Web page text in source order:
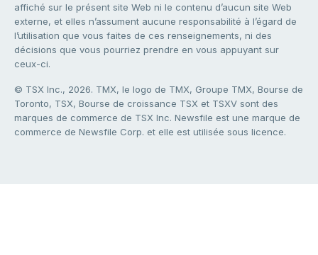
affiché sur le présent site Web ni le contenu d’aucun site Web
externe, et elles n’assument aucune responsabilité à l’égard de
l’utilisation que vous faites de ces renseignements, ni des
décisions que vous pourriez prendre en vous appuyant sur
ceux-ci.
© TSX Inc., 2026. TMX, le logo de TMX, Groupe TMX, Bourse de
Toronto, TSX, Bourse de croissance TSX et TSXV sont des
marques de commerce de TSX Inc. Newsfile est une marque de
commerce de Newsfile Corp. et elle est utilisée sous licence.